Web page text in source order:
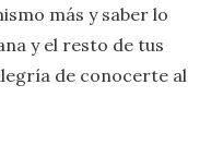
más y saber lo
y el resto de tus
de conocerte al